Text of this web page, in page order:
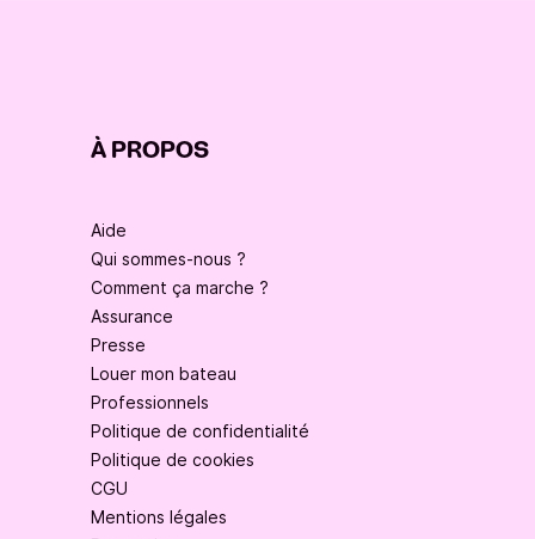
À PROPOS
Aide
Qui sommes-nous ?
Comment ça marche ?
Assurance
Presse
Louer mon bateau
Professionnels
Politique de confidentialité
Politique de cookies
CGU
Mentions légales